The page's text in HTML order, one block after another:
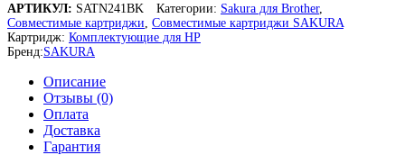
TN241Bk
(SATN241Bk)
для
Brother,
черный,
2600
стр.
АРТИКУЛ: SATN241BK Категории: Sakura для Brother,
Совместимые картриджи Совместимые картриджи SAKURA
Картридж: Комплектующие для HP
Бренд:SAKURA
Описание
Отзывы (0)
Оплата
Доставка
Гарантия